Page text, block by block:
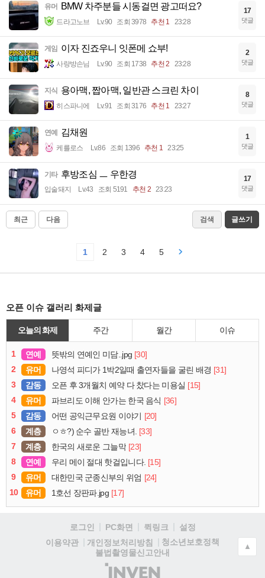
유머 BMW 차주분들 시동걸면 광고떠요?
드라고노브 Lv.90 조회 3978 추천 1 23:28
17
댓글
게임 이자 진죠우니 잇폰메 쇼부!
사랑방손님 Lv.90 조회 1738 추천 2 23:28
2
댓글
지식 용아맥, 짭아맥, 일반관 스크린 차이
히스파니에 Lv.91 조회 3176 추천 1 23:27
8
댓글
연예 김채원
케를로스 Lv.86 조회 1396 추천 1 23:25
1
댓글
기타 후방조심 ㅡ 우한경
입술돼지 Lv.43 조회 5191 추천 2 23:23
17
댓글
최근 다음 검색 글쓰기
1 2 3 4 5
오픈 이슈 갤러리 화제글
오늘의 화제 주간 월간 이슈
1 연예 뜻밖의 연예인 미담..jpg [30]
2
유머 나영석 피디가 1박2일때 출연자들을 굴린 배경 [31]
3
감동 오픈 후 3개월치 예약 다 찼다는 미용실 [15]
4
유머 파브리도 이해 안가는 한국 음식 [36]
5
감동 어떤 공익근무요원 이야기 [20]
6
계층 ㅇㅎ?) 순수 골반 재능녀. [33]
7
계층 한국의 새로운 그늘막 [23]
8
연예 우리 메이 절대 핫걸입니다. [15]
9
유머 대한민국 군종신부의 위엄 [24]
10
유머 1호선 장판파.jpg [17]
로그인 PC화면 퀵링크
설정
이용약관
개인정보처리방침
청소년보호정책
불법촬영물신고안내
(주)
▲